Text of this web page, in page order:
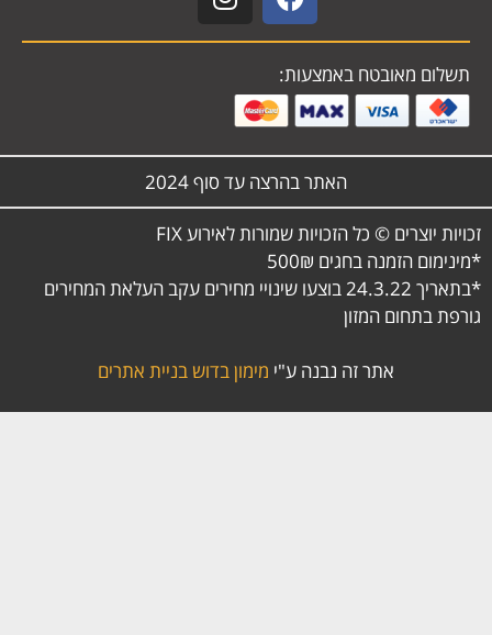
תשלום מאובטח באמצעות:
האתר בהרצה עד סוף 2024
זכויות יוצרים © כל הזכויות שמורות לאירוע FIX
*מינימום הזמנה בחגים 500₪
*בתאריך 24.3.22 בוצעו שינויי מחירים עקב העלאת המחירים
גורפת בתחום המזון
אתר זה נבנה ע"י מימון בדוש בניית אתרים